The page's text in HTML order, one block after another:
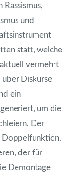
und
statt, welche
vermehrt
Diskurse
ein
um die
Der
Doppelfunktion.
der für
Demontage